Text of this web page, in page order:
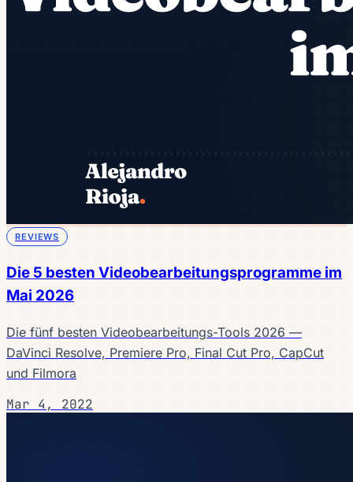
REVIEWS
Die 5 besten Videobearbeitungsprogramme im
Mai 2026
Die fünf besten Videobearbeitungs-Tools 2026 —
DaVinci Resolve, Premiere Pro, Final Cut Pro, CapCut
und Filmora
Mar 4, 2022